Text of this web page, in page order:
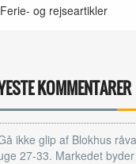
KOMMENTARER
ikke glip af Blokhus
27-33. Markedet